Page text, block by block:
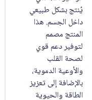
يُنتج بشكل طبيعي
داخل الجسم. هذا
المنتج مصمم
لتوفير دعم قوي
لصحة القلب
والأوعية الدموية،
بالإضافة إلى تعزيز
الطاقة والحيوية